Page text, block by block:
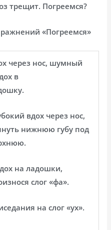
трещит. Погреемся?
«Погреемся»
через нос, шумный
в
вдох через нос,
нижнюю губу под
на ладошки,
слог «фа».
на слог «ух».